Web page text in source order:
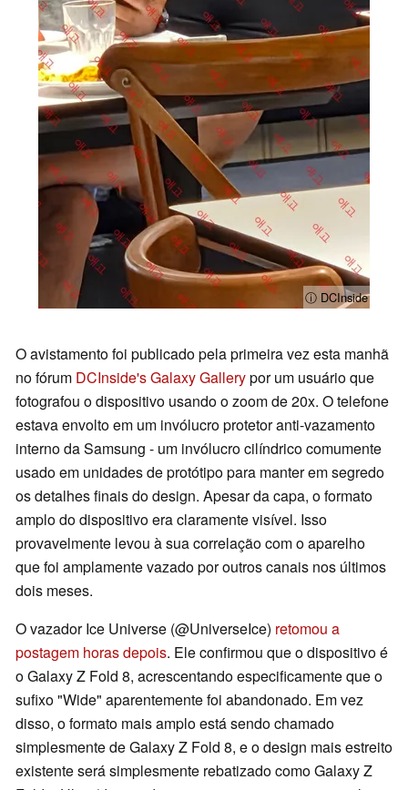
ⓘ DCInside
O avistamento foi publicado pela primeira vez esta manhã
no fórum DCInside's Galaxy Gallerypor um usuário que
fotografou o dispositivo usando o zoom de 20x. O telefone
estava envolto em um invólucro protetor anti-vazamento
interno da Samsung - um invólucro cilíndrico comumente
usado em unidades de protótipo para manter em segredo
os detalhes finais do design. Apesar da capa, o formato
amplo do dispositivo era claramente visível. Isso
provavelmente levou à sua correlação com o aparelho
que foi amplamente vazado por outros canais nos últimos
dois meses.
O vazador Ice Universe (@UniverseIce) retomou a
postagem horas depois. Ele confirmou que o dispositivo é
o Galaxy Z Fold 8, acrescentando especificamente que o
sufixo "Wide" aparentemente foi abandonado. Em vez
disso, o formato mais amplo está sendo chamado
simplesmente de Galaxy Z Fold 8, e o design mais estreito
existente será simplesmente rebatizado como Galaxy Z